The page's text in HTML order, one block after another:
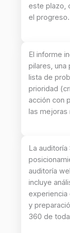
este plazo,
el progreso.
El informe
pilares, una
lista de
prioridad
acción con
las mejoras
La
auditoría
incluye
experiencia
y
360 de